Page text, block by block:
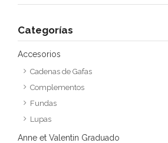
Categorías
Accesorios
Cadenas de Gafas
Complementos
Fundas
Lupas
Anne et Valentin Graduado